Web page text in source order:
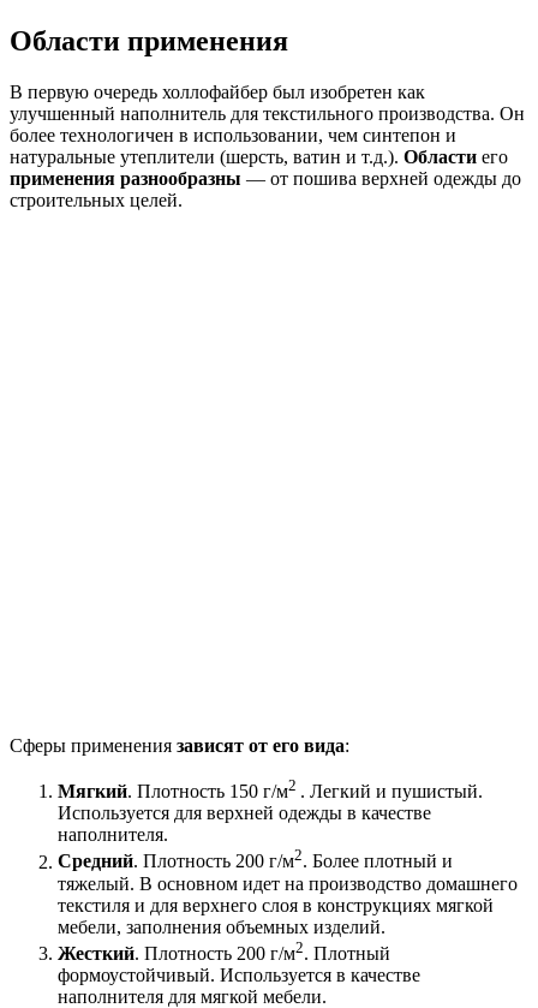
Области применения
В первую очередь холлофайбер был изобретен как
улучшенный наполнитель для текстильного производства. Он
более технологичен в использовании, чем синтепон и
натуральные утеплители (шерсть, ватин и т.д.). Области его
применения разнообразны — от пошива верхней одежды до
строительных целей.
Сферы применения зависят от его вида:
Мягкий. Плотность 150 г/м2 . Легкий и пушистый.
Используется для верхней одежды в качестве
наполнителя.
Средний. Плотность 200 г/м2. Более плотный и
тяжелый. В основном идет на производство домашнего
текстиля и для верхнего слоя в конструкциях мягкой
мебели, заполнения объемных изделий.
Жесткий. Плотность 200 г/м2. Плотный
формоустойчивый. Используется в качестве
наполнителя для мягкой мебели.